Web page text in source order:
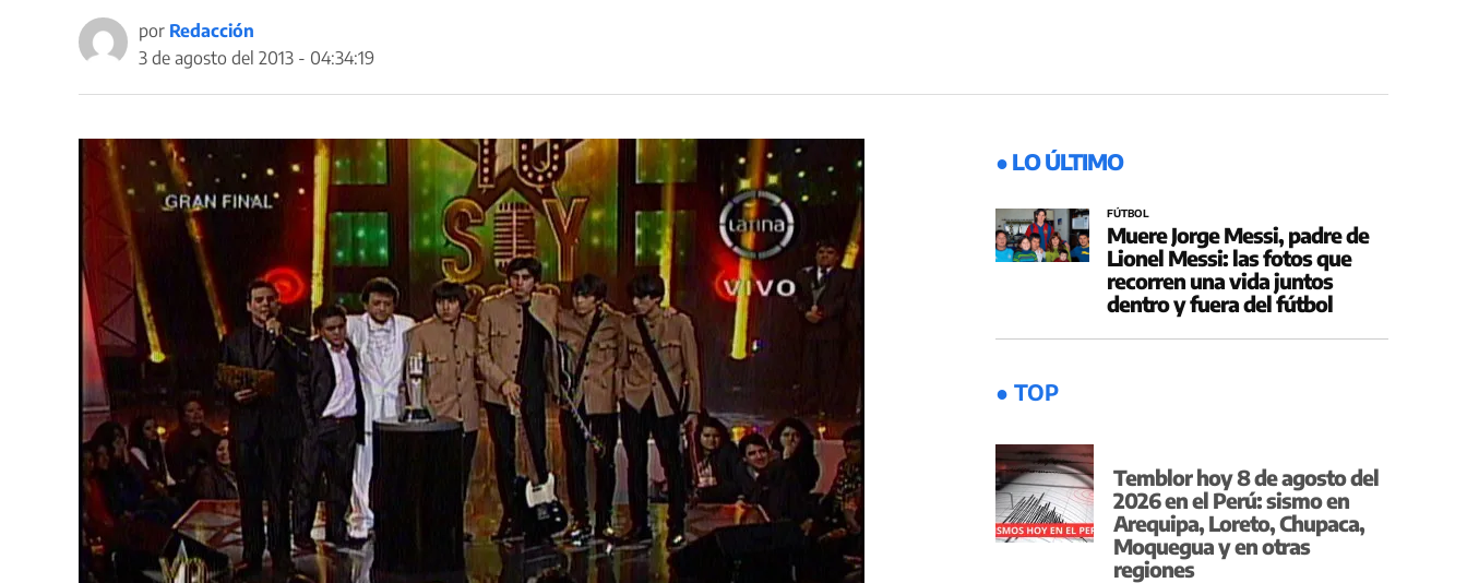
por Redacción
3 de agosto del 2013 - 04:34:19
● LO ÚLTIMO
FÚTBOL
Muere Jorge Messi, padre de
Lionel Messi: las fotos que
recorren una vida juntos
dentro y fuera del fútbol
● TOP
Temblor hoy 8 de agosto del
2026 en el Perú: sismo en
Arequipa, Loreto, Chupaca,
Moquegua y en otras
regiones